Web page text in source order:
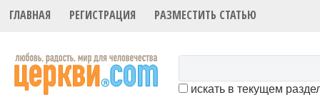
ГЛАВНАЯ РЕГИСТРАЦИЯ РАЗМЕСТИТЬ СТАТЬЮ
искать в текущем